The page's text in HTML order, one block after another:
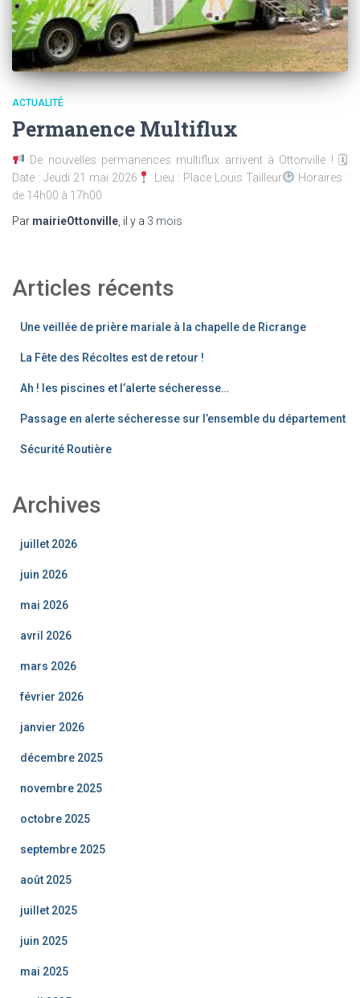
ACTUALITÉ
Permanence Multiflux
De nouvelles permanences multiflux arrivent à Ottonville ! 🗓
Date : Jeudi 21 mai 2026
Lieu : Place Louis Tailleur
Horaires :
de 14h00 à 17h00
Par mairieOttonville , il y a 3 mois
Articles récents
Une veillée de prière mariale à la chapelle de Ricrange
La Fête des Récoltes est de retour !
Ah ! les piscines et l’alerte sécheresse…
Passage en alerte sécheresse sur l’ensemble du département
Sécurité Routière
Archives
juillet 2026
juin 2026
mai 2026
avril 2026
mars 2026
février 2026
janvier 2026
décembre 2025
novembre 2025
octobre 2025
septembre 2025
août 2025
juillet 2025
juin 2025
mai 2025